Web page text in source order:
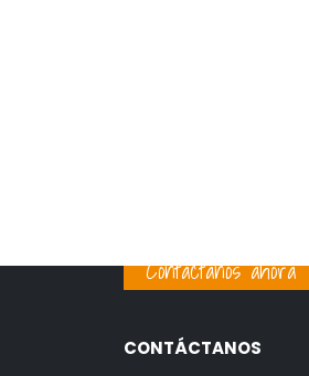
Contáctanos ahora
CONTÁCTANOS